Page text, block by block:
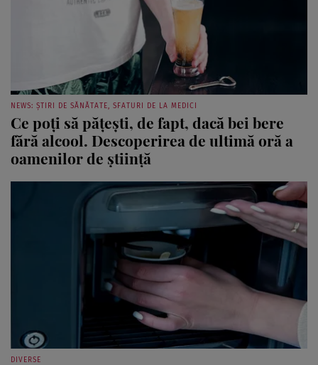
NEWS: ȘTIRI DE SĂNĂTATE, SFATURI DE LA MEDICI
Ce poți să pățești, de fapt, dacă bei bere
fără alcool. Descoperirea de ultimă oră a
oamenilor de știință
DIVERSE